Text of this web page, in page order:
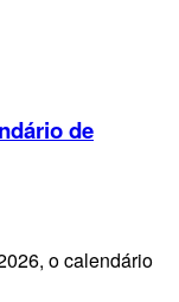
de
o calendário